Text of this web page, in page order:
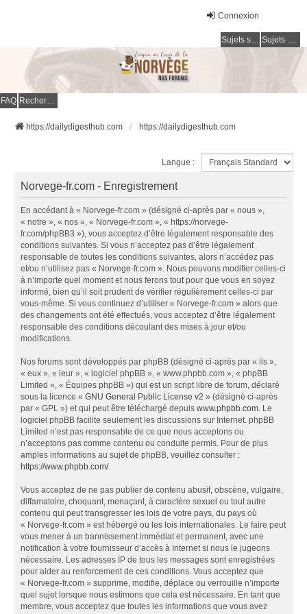
Connexion
Sujets sans réponse Sujets actifs
FAQ Rechercher
https://dailydigesthub.com https://dailydigesthub.com
Langue :
Norvege-fr.com - Enregistrement
En accédant à « Norvege-fr.com » (désigné ci-après par « nous »,
« notre », « nos », « Norvege-fr.com », « https://norvege-
fr.com/phpBB3 »), vous acceptez d’être légalement responsable des
conditions suivantes. Si vous n’acceptez pas d’être légalement
responsable de toutes les conditions suivantes, alors n’accédez pas
et/ou n’utilisez pas « Norvege-fr.com ». Nous pouvons modifier celles-ci
à n’importe quel moment et nous ferons tout pour que vous en soyez
informé, bien qu’il soit prudent de vérifier régulièrement celles-ci par
vous-même. Si vous continuez d’utiliser « Norvege-fr.com » alors que
des changements ont été effectués, vous acceptez d’être légalement
responsable des conditions découlant des mises à jour et/ou
modifications.
Nos forums sont développés par phpBB (désigné ci-après par « ils »,
« eux », « leur », « logiciel phpBB », « www.phpbb.com », « phpBB
Limited », « Équipes phpBB ») qui est un script libre de forum, déclaré
sous la licence « GNU General Public License v2 » (désigné ci-après
par « GPL ») et qui peut être téléchargé depuis www.phpbb.com. Le
logiciel phpBB facilite seulement les discussions sur Internet. phpBB
Limited n’est pas responsable de ce que nous acceptons ou
n’acceptons pas comme contenu ou conduite permis. Pour de plus
amples informations au sujet de phpBB, veuillez consulter :
https://www.phpbb.com/.
Vous acceptez de ne pas publier de contenu abusif, obscène, vulgaire,
diffamatoire, choquant, menaçant, à caractère sexuel ou tout autre
contenu qui peut transgresser les lois de votre pays, du pays où
« Norvege-fr.com » est hébergé ou les lois internationales. Le faire peut
vous mener à un bannissement immédiat et permanent, avec une
notification à votre fournisseur d’accès à Internet si nous le jugeons
nécessaire. Les adresses IP de tous les messages sont enregistrées
pour aider au renforcement de ces conditions. Vous acceptez que
« Norvege-fr.com » supprime, modifie, déplace ou verrouille n’importe
quel sujet lorsque nous estimons que cela est nécessaire. En tant que
membre, vous acceptez que toutes les informations que vous avez